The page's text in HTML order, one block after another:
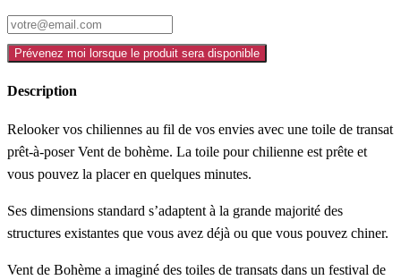
Prévenez moi lorsque le produit sera disponible
Description
Relooker vos chiliennes au fil de vos envies avec une toile de transat
prêt-à-poser Vent de bohème. La toile pour chilienne est prête et
vous pouvez la placer en quelques minutes.
Ses dimensions standard s’adaptent à la grande majorité des
structures existantes que vous avez déjà ou que vous pouvez chiner.
Vent de Bohème a imaginé des toiles de transats dans un festival de